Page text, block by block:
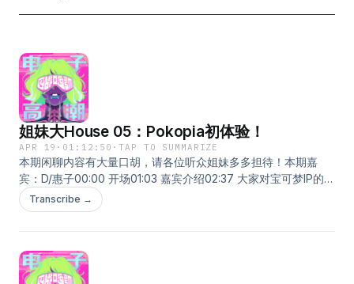
姐妹大House 05：Pokopia初体验！
APR 19 · 01:12:50 ·TAP TO SUMMARIZE
本期闲聊内容有大量口胡，请各位听众姐妹多多担待！本期嘉
宾：D/惠子00:00 开场01:03 嘉宾介绍02:37 大家对宝可梦IP的了
解08:50 两位嘉宾老师为了Pokopia激情购入NS2！这款游戏真
的值3500吗？12:09 简单介绍本作的世界观14:42 Pokopia和动
些传承之处？25:40 风格明确迥异的四个新手教程岛屿33:38 众
生平等的宝可梦世界：就算是神兽也没有属性加持！37:18 与动
Transcribe →